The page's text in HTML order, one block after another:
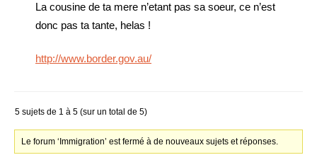
La cousine de ta mere n’etant pas sa soeur, ce n’est
donc pas ta tante, helas !
http://www.border.gov.au/
5 sujets de 1 à 5 (sur un total de 5)
Le forum ‘Immigration’ est fermé à de nouveaux sujets et réponses.